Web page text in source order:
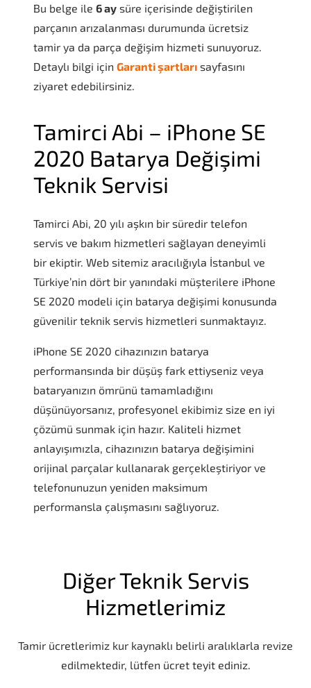
Bu belge ile 6 ay süre içerisinde değiştirilen
parçanın arızalanması durumunda ücretsiz
tamir ya da parça değişim hizmeti sunuyoruz.
Detaylı bilgi için Garanti şartları sayfasını
ziyaret edebilirsiniz.
Tamirci Abi – iPhone SE
2020 Batarya Değişimi
Teknik Servisi
Tamirci Abi, 20 yılı aşkın bir süredir telefon
servis ve bakım hizmetleri sağlayan deneyimli
bir ekiptir. Web sitemiz aracılığıyla İstanbul ve
Türkiye’nin dört bir yanındaki müşterilere iPhone
SE 2020 modeli için batarya değişimi konusunda
güvenilir teknik servis hizmetleri sunmaktayız.
iPhone SE 2020 cihazınızın batarya
performansında bir düşüş fark ettiyseniz veya
bataryanızın ömrünü tamamladığını
düşünüyorsanız, profesyonel ekibimiz size en iyi
çözümü sunmak için hazır. Kaliteli hizmet
anlayışımızla, cihazınızın batarya değişimini
orijinal parçalar kullanarak gerçekleştiriyor ve
telefonunuzun yeniden maksimum
performansla çalışmasını sağlıyoruz.
Diğer Teknik Servis
Hizmetlerimiz
Tamir ücretlerimiz kur kaynaklı belirli aralıklarla revize
edilmektedir, lütfen ücret teyit ediniz.